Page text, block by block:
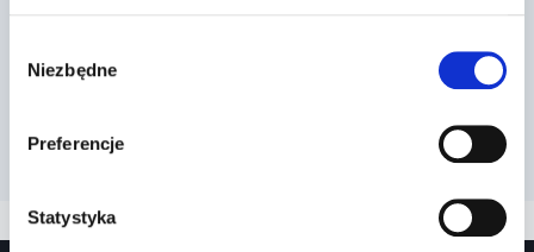
zgody
Niezbędne
Preferencje
Statystyka